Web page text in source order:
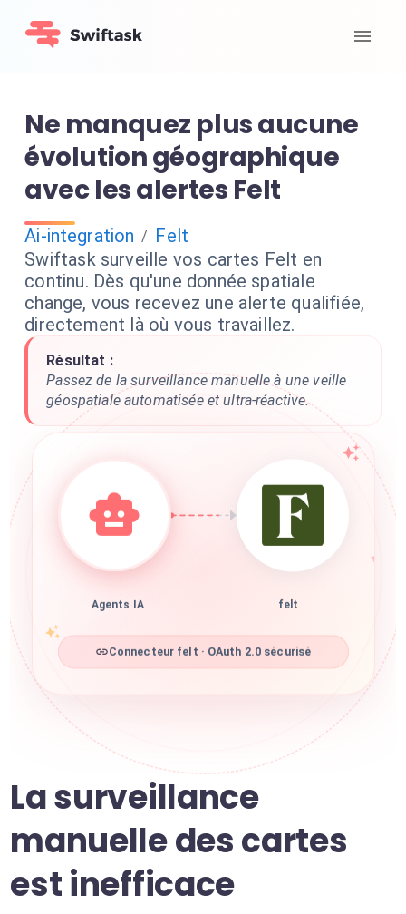
Ne manquez plus aucune
évolution géographique
avec les alertes Felt
Ai-integration / Felt
Swiftask surveille vos cartes Felt en
continu. Dès qu'une donnée spatiale
change, vous recevez une alerte qualifiée,
directement là où vous travaillez.
Résultat :
Passez de la surveillance manuelle à une veille
géospatiale automatisée et ultra-réactive.
Agents IA felt
Connecteur felt · OAuth 2.0 sécurisé
La surveillance
manuelle des cartes
est inefficace